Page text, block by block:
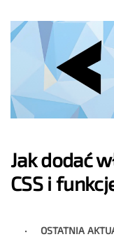
Jak dodać
CSS i
OSTATNIA